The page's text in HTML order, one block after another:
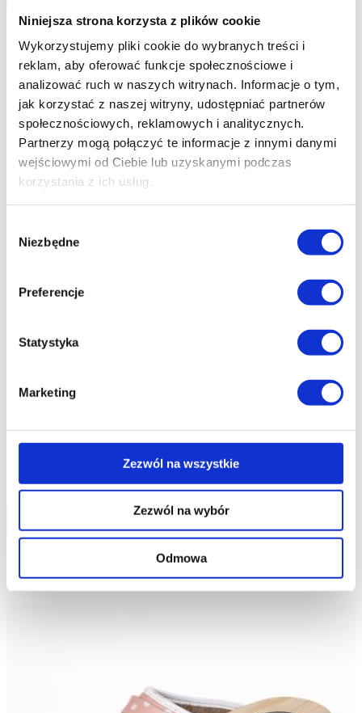
Niniejsza strona korzysta z plików cookie
Wykorzystujemy pliki cookie do wybranych treści i
reklam, aby oferować funkcje społecznościowe i
analizować ruch w naszych witrynach. Informacje o tym,
jak korzystać z naszej witryny, udostępniać partnerów
społecznościowych, reklamowych i analitycznych.
Partnerzy mogą połączyć te informacje z innymi danymi
wejściowymi od Ciebie lub uzyskanymi podczas
korzystania z ich usług.
zgody
Niezbędne
Preferencje
Statystyka
Marketing
Zezwól na wszystkie
Zezwól na wybór
Odmowa
damskie picasso
zł
Do koszyka